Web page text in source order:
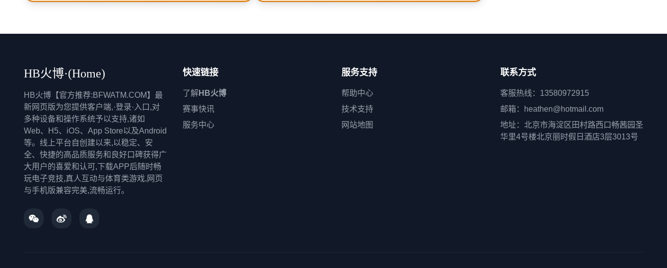
HB火博·(Home)
HB火博【官方推荐:BFWATM.COM】最
新网页版为您提供客户端,·登录·入口,对
多种设备和操作系统予以支持,诸如
Web、H5、iOS、App Store以及Android
等。线上平台自创建以来,以稳定、安
全、快捷的高品质服务和良好口碑获得广
大用户的喜爱和认可,下载APP后随时畅
玩电子竞技,真人互动与体育类游戏,网页
与手机版兼容完美,流畅运行。
快速链接
了解HB火博
赛事快讯
服务中心
服务支持
帮助中心
技术支持
网站地图
联系方式
客服热线：13580972915
邮箱：heathen@hotmail.com
地址：北京市海淀区田村路西口畅茜园圣
华里4号楼北京丽时假日酒店3层3013号